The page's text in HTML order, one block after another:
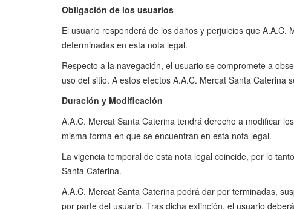
Obligación de los usuarios
El usuario responderá de los daños y perjuicios que
determinadas en esta nota legal.
Respecto a la navegación, el usuario se compromete a
uso del sitio. A estos efectos A.A.C. Mercat Santa
Duración y Modificación
A.A.C. Mercat Santa Caterina tendrá derecho a modificar
misma forma en que se encuentran en esta nota legal.
La vigencia temporal de esta nota legal coincide, por lo
Santa Caterina.
A.A.C. Mercat Santa Caterina podrá dar por terminadas,
por parte del usuario. Tras dicha extinción, el usuario